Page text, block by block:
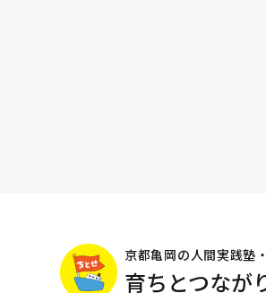
京都亀岡の人間実践塾
育ちとつなが